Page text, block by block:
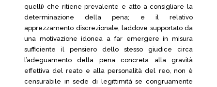
quelli) che ritiene prevalente e atto a consigliare la
determinazione della pena; e il relativo
apprezzamento discrezionale, laddove supportato da
una motivazione idonea a far emergere in misura
sufficiente il pensiero dello stesso giudice circa
l’adeguamento della pena concreta alla gravità
effettiva del reato e alla personalità del reo, non è
censurabile in sede di legittimità se congruamente